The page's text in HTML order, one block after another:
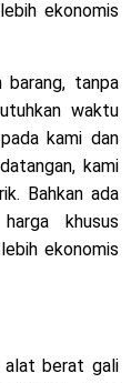
ekonomis
barang, tanpa
waktu
kami dan
kami
Bahkan ada
khusus
ekonomis
alat berat gali